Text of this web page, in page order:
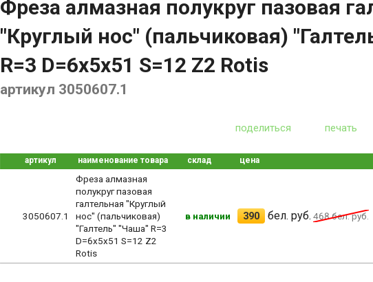
Фреза алмазная полукруг пазовая
"Круглый нос" (пальчиковая)
R=3 D=6х5x51 S=12 Z2 Rotis
артикул 3050607.1
поделиться печать
артикул наименование товара склад цена
3050607.1
Фреза алмазная
полукруг пазовая
галтельная "Круглый
нос" (пальчиковая)
"Галтель" "Чаша" R=3
D=6х5x51 S=12 Z2
Rotis
в наличии 390 бел. руб. 468бел. руб.